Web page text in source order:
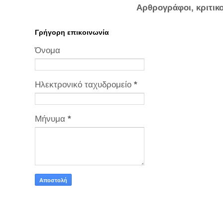
Αρθρογράφοι,
Γρήγορη επικοινωνία
Όνομα
Ηλεκτρονικό ταχυδρομείο *
Μήνυμα *